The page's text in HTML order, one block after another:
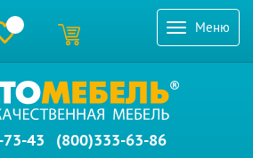
Меню
43 (800)333-63-86